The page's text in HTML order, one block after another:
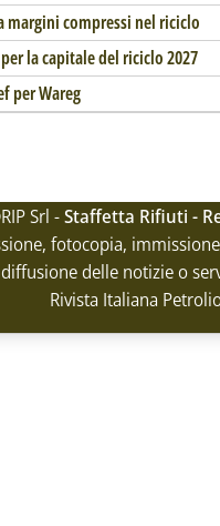
margini compressi nel riciclo
la capitale del riciclo 2027
per Wareg
Srl -Staffetta Rifiuti -
fotocopia,
delle notizie o
Rivista Italiana